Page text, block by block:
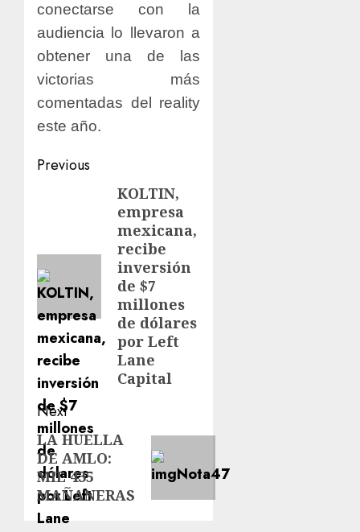
conectarse con la
audiencia lo llevaron a
obtener una de las
victorias más
comentadas del reality
este año.
Previous
KOLTIN,
empresa
mexicana,
recibe
inversión
de $7
millones
de dólares
por Left
Lane
Capital
Next
LA HUELLA
DE AMLO:
MIL 435
MAÑANERAS